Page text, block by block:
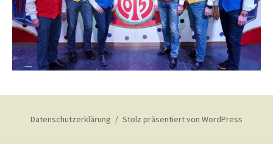
Datenschutzerklärung Stolz präsentiert von WordPress